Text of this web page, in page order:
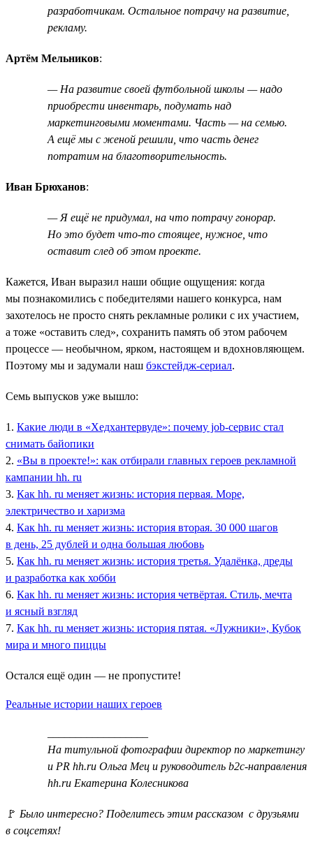
разработчикам. Остальное потрачу на развитие,
рекламу.
Артём Мельников:
— На развитие своей футбольной школы — надо
приобрести инвентарь, подумать над
маркетинговыми моментами. Часть — на семью.
А ещё мы с женой решили, что часть денег
потратим на благотворительность.
Иван Брюханов:
— Я ещё не придумал, на что потрачу гонорар.
Но это будет что-то стоящее, нужное, что
оставит след об этом проекте.
Кажется, Иван выразил наши общие ощущения: когда
мы познакомились с победителями нашего конкурса, нам
захотелось не просто снять рекламные ролики с их участием,
а тоже «оставить след», сохранить память об этом рабочем
процессе — необычном, ярком, настоящем и вдохновляющем.
Поэтому мы и задумали наш бэкстейдж-сериал.
Семь выпусков уже вышло:
1. Какие люди в «Хедхантервуде»: почему job-сервис стал
снимать байопики
2. «Вы в проекте!»: как отбирали главных героев рекламной
кампании hh. ru
3. Как hh. ru меняет жизнь: история первая. Море,
электричество и харизма
4. Как hh. ru меняет жизнь: история вторая. 30 000 шагов
в день, 25 дублей и одна большая любовь
5. Как hh. ru меняет жизнь: история третья. Удалёнка, дреды
и разработка как хобби
6. Как hh. ru меняет жизнь: история четвёртая. Стиль, мечта
и ясный взгляд
7. Как hh. ru меняет жизнь: история пятая. «Лужники», Кубок
мира и много пиццы
Остался ещё один — не пропустите!
Реальные истории наших героев
На титульной фотографии директор по маркетингу
и PR hh.ru Ольга Мец и руководитель b2c-направления
hh.ru Екатерина Колесникова
🚩 Было интересно? Поделитесь этим рассказом с друзьями
в соцсетях!